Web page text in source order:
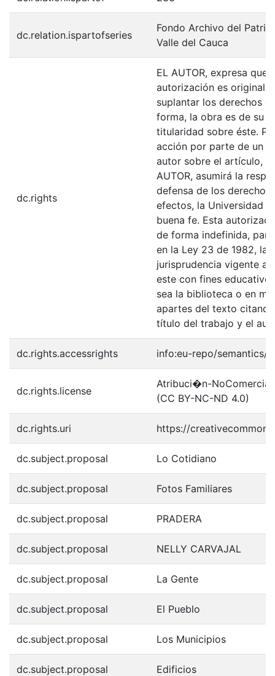
dc.relation.ispartofseries
Fondo Archivo del
Valle del Cauca
dc.rights
EL AUTOR, expresa
autorización es original
suplantar los derechos
forma, la obra es de su
titularidad sobre éste.
acción por parte de un
autor sobre el artículo,
AUTOR, asumirá la
defensa de los
efectos, la Universidad
buena fe. Esta
de forma indefinida,
en la Ley 23 de 1982, la
jurisprudencia vigente
este con fines
sea la biblioteca o en
apartes del texto
título del trabajo y el
dc.rights.accessrights info:eu-repo/semantics/
dc.rights.license
Atribuci�n-
(CC BY-NC-ND 4.0)
dc.rights.uri https://
dc.subject.proposal Lo Cotidiano
dc.subject.proposal Fotos Familiares
dc.subject.proposal PRADERA
dc.subject.proposal NELLY CARVAJAL
dc.subject.proposal La Gente
dc.subject.proposal El Pueblo
dc.subject.proposal Los Municipios
dc.subject.proposal Edificios